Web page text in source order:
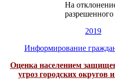
На
разрешенного
2019
Информирование
Оценка населением
угроз городских